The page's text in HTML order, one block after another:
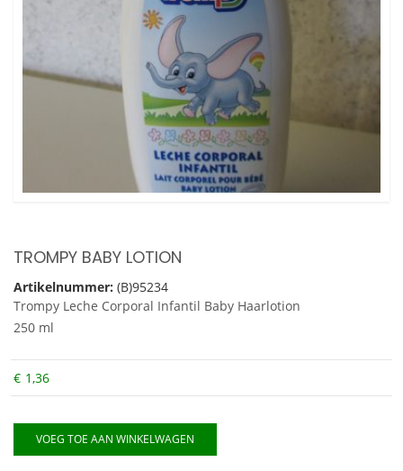
TROMPY BABY LOTION
Artikelnummer: (B)95234
Trompy Leche Corporal Infantil Baby Haarlotion
250 ml
€ 1,36
VOEG TOE AAN WINKELWAGEN